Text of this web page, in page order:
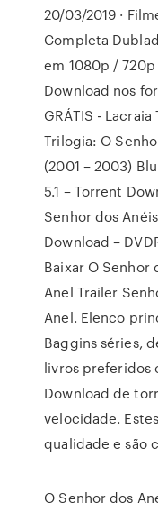
20/03/2019 ·
Completa
em 1080p / 720p
Download nos
GRÁTIS -
Trilogia: O
(2001 – 2003)
5.1 – Torrent
Senhor dos
Download –
Baixar O Senhor
Anel Trailer
Anel. Elenco
Baggins séries,
livros preferidos
Download de
velocidade.
qualidade e são
O Senhor dos